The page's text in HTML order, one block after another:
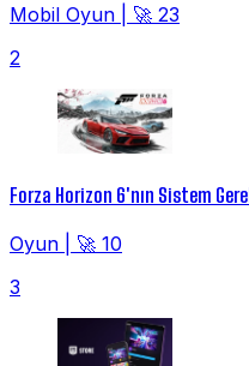
Mobil Oyun
🚀 23
2
Forza Horizon 6'nın Sistem
Oyun
🚀 10
3